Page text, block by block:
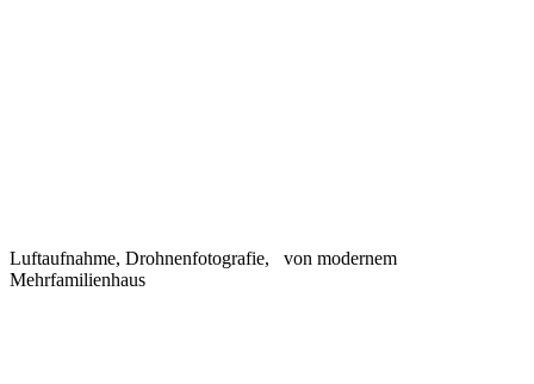
Luftaufnahme, Drohnenfotografie, von modernem
Mehrfamilienhaus